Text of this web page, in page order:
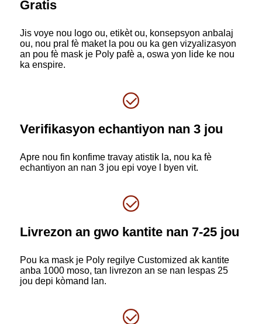
Gratis
Jis voye nou logo ou, etikèt ou, konsepsyon anbalaj
ou, nou pral fè maket la pou ou ka gen vizyalizasyon
an pou fè mask je Poly pafè a, oswa yon lide ke nou
ka enspire.
Verifikasyon echantiyon nan 3 jou
Apre nou fin konfime travay atistik la, nou ka fè
echantiyon an nan 3 jou epi voye l byen vit.
Livrezon an gwo kantite nan 7-25 jou
Pou ka mask je Poly regilye Customized ak kantite
anba 1000 moso, tan livrezon an se nan lespas 25
jou depi kòmand lan.